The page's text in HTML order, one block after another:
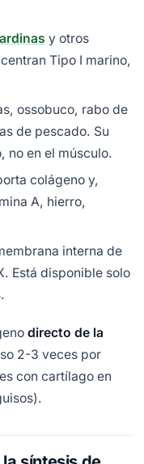
y otros
Tipo I marino,
ossobuco, rabo de
de pescado. Su
no en el músculo.
colágeno y,
A, hierro,
interna de
Está disponible solo
directo de la
2-3 veces por
con cartílago en